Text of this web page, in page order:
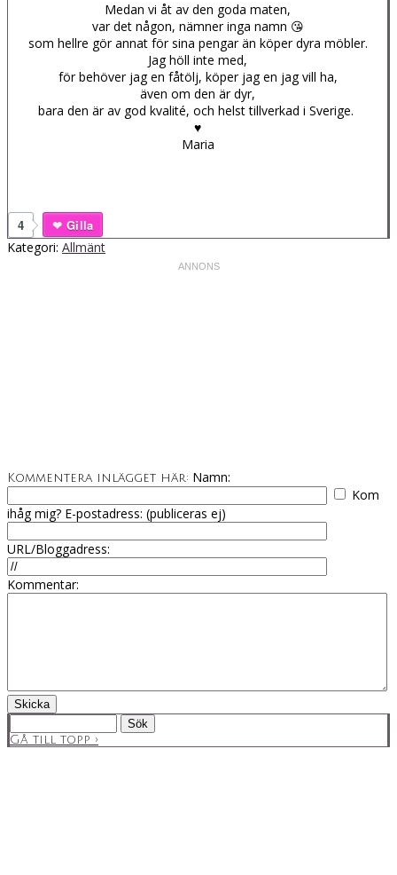
Medan vi åt av den goda maten,
var det någon, nämner inga namn 😘
som hellre gör annat för sina pengar än köper dyra möbler.
Jag höll inte med,
för behöver jag en fåtölj, köper jag en jag vill ha,
även om den är dyr,
bara den är av god kvalité, och helst tillverkad i Sverige.
♥
Maria
4
Gilla
Kategori: Allmänt
Kommentera inlägget här: Namn:
Kom
ihåg mig? E-postadress: (publiceras ej)
URL/Bloggadress:
Kommentar:
Gå till topp ›